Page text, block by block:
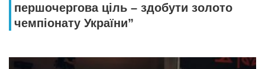
першочергова ціль – здобути золото
чемпіонату України”